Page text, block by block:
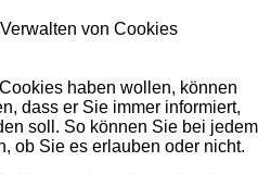
von Cookies
haben wollen, können
dass er Sie immer informiert,
soll. So können Sie bei jedem
ob Sie es erlauben oder nicht.